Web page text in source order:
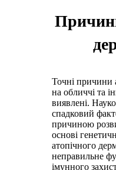
Точні причини
на обличчі та
виявлені.
спадковий
причиною
основі
атопічного
неправильне
імунного